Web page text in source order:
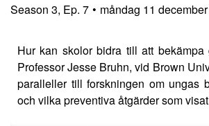
Season 3, Ep. 7 • måndag 11
Hur kan skolor bidra till att bekämpa
Professor Jesse Bruhn, vid Brown
paralleller till forskningen om ungas
och vilka preventiva åtgärder som